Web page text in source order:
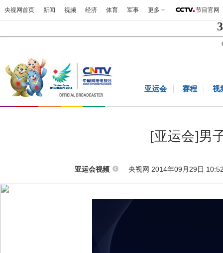
央视网首页 新闻 视频 经济 体育 军事 更多 节目官网
亚运会 赛程 视
[亚运会]男
亚运会视频 央视网 2014年09月29日